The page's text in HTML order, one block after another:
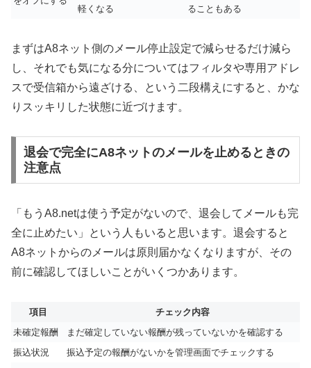
軽くなる
ることもある
まずはA8ネット側のメール停止設定で減らせるだけ減ら
し、それでも気になる分についてはフィルタや専用アドレ
スで受信箱から遠ざける、という二段構えにすると、かな
りスッキリした状態に近づけます。
退会で完全にA8ネットのメールを止めるときの
注意点
「もうA8.netは使う予定がないので、退会してメールも完
全に止めたい」という人もいると思います。退会すると
A8ネットからのメールは原則届かなくなりますが、その
前に確認してほしいことがいくつかあります。
項目
チェック内容
未確定報酬
まだ確定していない報酬が残っていないかを確認する
振込状況
振込予定の報酬がないかを管理画面でチェックする